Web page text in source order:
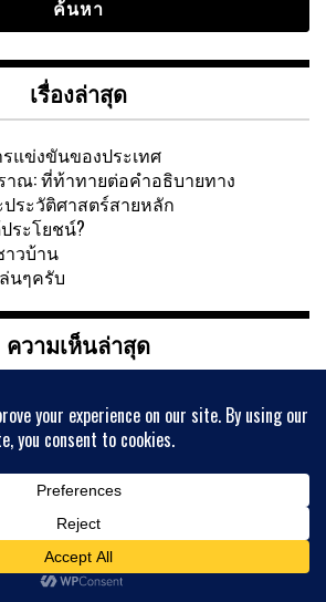
เรื่องล่าสุด
แข่งขันของประเทศ
าณ: ที่ท้าทายต่อคำอธิบายทาง
ระวัติศาสตร์สายหลัก
ระโยชน์?
าวบ้าน
นๆครับ
ความเห็นล่าสุด
สีจิ้นผิง และกับดักที่ทรัมป์ไม่รู้ว่าตกอยู่
บนร้านขายของชำยักษ์ใหญ่ของ
ละลีเดิล
บนกิติมา อมรทัต ไร่นาน อรุณรังษี
ลิมร่วมสมัย (3)
เสื่อมถอยของเศรษฐกิจจีน:จากอดีดถึง